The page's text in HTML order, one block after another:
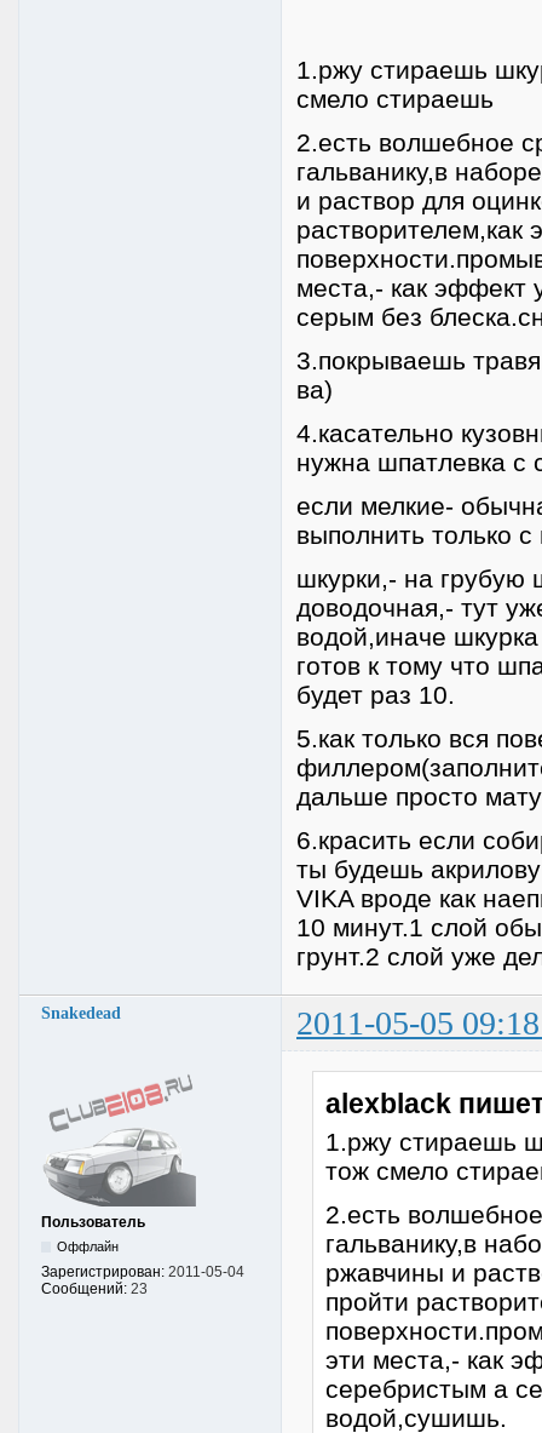
1.ржу стираешь
смело стираешь
2.есть волшебное
гальванику,в
и раствор для
места,- как эффект
серым без
3.покрываешь
ва)
4.касательно
нужна шпатлевка с
если мелкие-
выполнить только
шкурки,- на грубую
доводочная,- тут
водой,иначе
готов к тому что
будет раз 10.
5.как только вся
дальше просто
6.красить если
ты будешь
VIKA вроде как
10 минут.1 слой
грунт.2 слой уже
Snakedead 2011-05-05
Пользователь
Оффлайн
Зарегистрирован: 2011-05-04
Сообщений: 23
alexblack
1.ржу стираешь
тож смело
2.есть
гальванику,в
ржавчины и
пройти
эти места,- как
серебристым а
водой,сушишь.